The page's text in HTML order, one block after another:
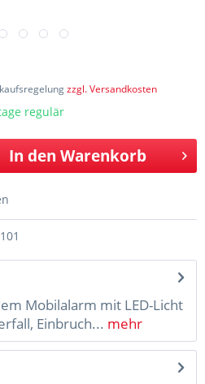
zzgl. Versandkosten
regulär
In den Warenkorb
Mobilalarm mit LED-Licht
Einbruch... mehr